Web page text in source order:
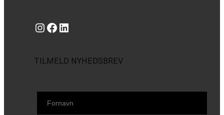
Instagram https://www.facebook.com/danishbeachvolleytour LinkedIn
TILMELD NYHEDSBREV